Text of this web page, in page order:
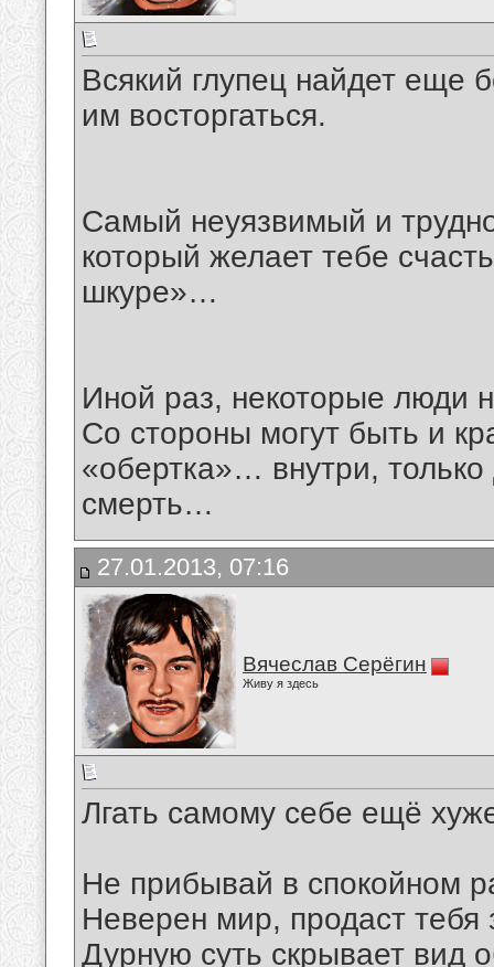
Всякий глупец найдет еще
им восторгаться.
Самый неуязвимый и
который желает тебе
шкуре»…
Иной раз, некоторые
Со стороны могут быть и
«обертка»… внутри,
смерть…
27.01.2013, 07:16
Вячеслав Серёгин
Живу я здесь
Лгать самому себе ещё
Не прибывай в спокойном
Неверен мир, продаст тебя
Дурную суть скрывает вид